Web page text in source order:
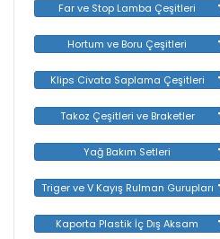
Far ve Stop Lamba Çeşitleri
Hortum ve Boru Çeşitleri
Klips Civata Saplama Çeşitleri
Takoz Çeşitleri ve Braketler
Yağ Bakım Setleri
Triger ve V Kayış Rulman Gurupları
Kaporta Plastik İç Dış Aksam